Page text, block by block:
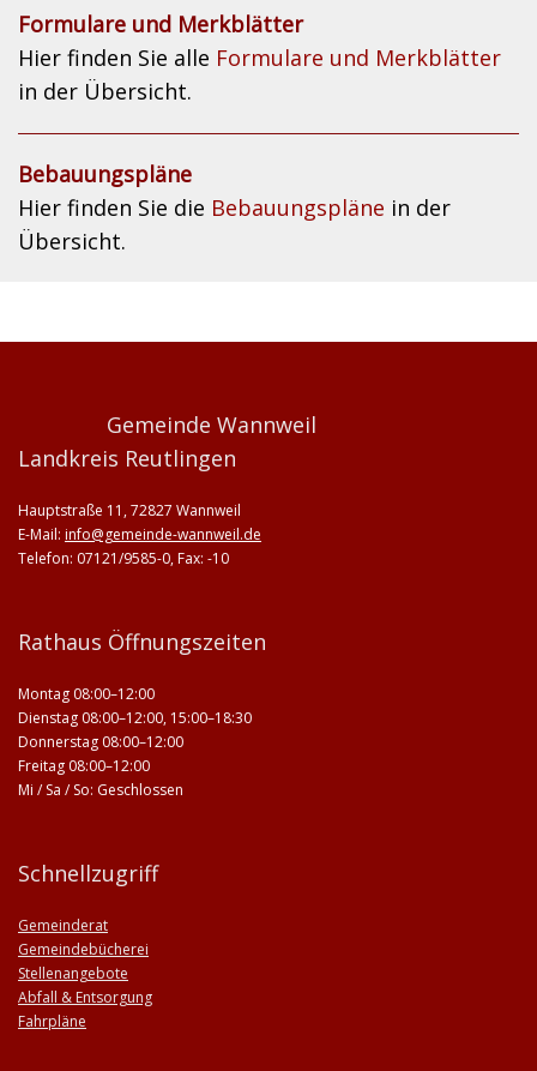
Formulare und Merkblätter
Hier finden Sie alle Formulare und Merkblätter
in der Übersicht.
Bebauungspläne
Hier finden Sie die Bebauungspläne in der
Übersicht.
Gemeinde Wannweil
Landkreis Reutlingen
Hauptstraße 11, 72827 Wannweil
E-Mail: info@gemeinde-wannweil.de
Telefon: 07121/9585-0, Fax: -10
Rathaus Öffnungszeiten
Montag 08:00–12:00
Dienstag 08:00–12:00, 15:00–18:30
Donnerstag 08:00–12:00
Freitag 08:00–12:00
Mi / Sa / So: Geschlossen
Schnellzugriff
Gemeinderat
Gemeindebücherei
Stellenangebote
Abfall & Entsorgung
Fahrpläne